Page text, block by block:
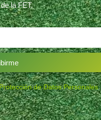
la FET.
de Datos Personales.